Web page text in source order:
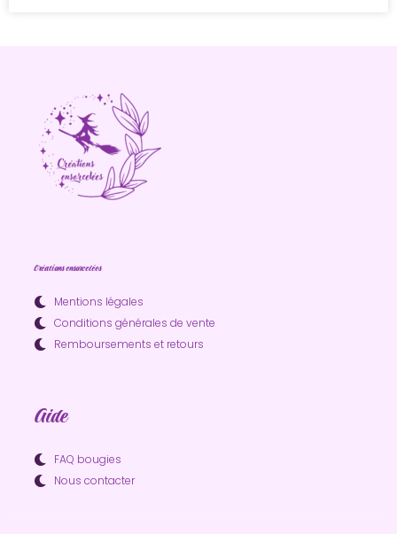
Créations ensorcelées
Mentions légales
Conditions générales de vente
Remboursements et retours
Aide
FAQ bougies
Nous contacter